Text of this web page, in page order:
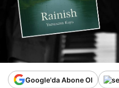
Google'da Abone Ol